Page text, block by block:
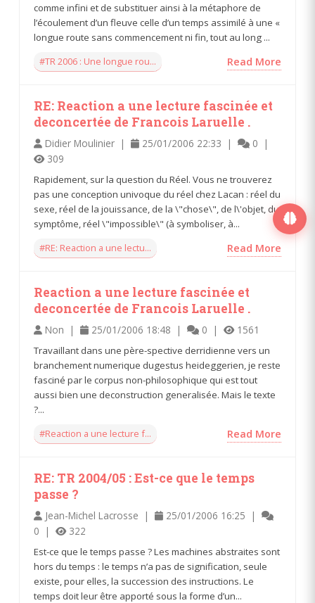
comme infini et de substituer ainsi à la métaphore de
l’écoulement d’un fleuve celle d’un temps assimilé à une «
longue route sans commencement ni fin, tout au long ...
#TR 2006 : Une longue rou...
Read More
RE: Reaction a une lecture fascinée et
deconcertée de Francois Laruelle .
Didier Moulinier | 25/01/2006 22:33 |
0 |
309
Rapidement, sur la question du Réel. Vous ne trouverez
pas une conception univoque du réel chez Lacan : réel du
sexe, réel de la jouissance, de la \"chose\", de l\'objet, du
symptôme, réel \"impossible\" (à symboliser, à...
#RE: Reaction a une lectu...
Read More
Reaction a une lecture fascinée et
deconcertée de Francois Laruelle .
Non | 25/01/2006 18:48 | 0 | 1561
Travaillant dans une père-spective derridienne vers un
branchement numerique dugestus heideggerien, je reste
fasciné par le corpus non-philosophique qui est tout
aussi bien une deconstruction generalisée. Mais le texte
?...
#Reaction a une lecture f...
Read More
RE: TR 2004/05 : Est-ce que le temps
passe ?
Jean-Michel Lacrosse |
25/01/2006 16:25 |
0 |
322
Est-ce que le temps passe ? Les machines abstraites sont
hors du temps : le temps n’a pas de signification, seule
existe, pour elles, la succession des instructions. Le
temps doit leur être apporté sous la forme d’un...